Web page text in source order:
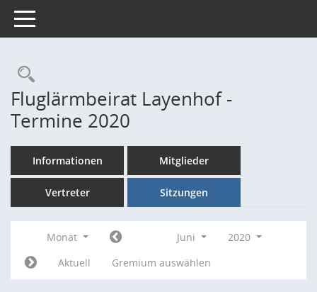
Toggle navigation
Rechercheauswahl
Fluglärmbeirat Layenhof -
Termine 2020
Informationen Mitglieder
Vertreter Sitzungen
Monat Juni
2020
Aktuell
Gremium auswählen